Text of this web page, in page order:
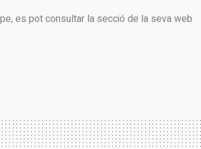
es pot consultar la secció de la seva web